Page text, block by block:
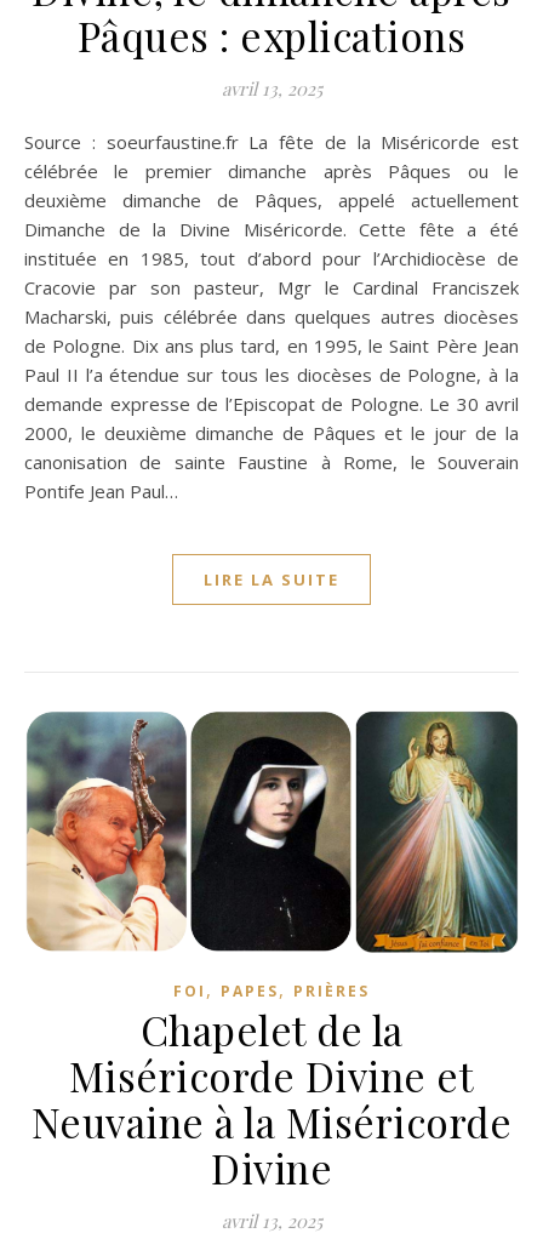
Pâques : explications
avril 13, 2025
Source : soeurfaustine.fr La fête de la Miséricorde est
célébrée le premier dimanche après Pâques ou le
deuxième dimanche de Pâques, appelé actuellement
Dimanche de la Divine Miséricorde. Cette fête a été
instituée en 1985, tout d’abord pour l’Archidiocèse de
Cracovie par son pasteur, Mgr le Cardinal Franciszek
Macharski, puis célébrée dans quelques autres diocèses
de Pologne. Dix ans plus tard, en 1995, le Saint Père Jean
Paul II l’a étendue sur tous les diocèses de Pologne, à la
demande expresse de l’Episcopat de Pologne. Le 30 avril
2000, le deuxième dimanche de Pâques et le jour de la
canonisation de sainte Faustine à Rome, le Souverain
Pontife Jean Paul…
LIRE LA SUITE
FOI , PAPES, PRIÈRES
Chapelet de la
Miséricorde Divine et
Neuvaine à la Miséricorde
Divine
avril 13, 2025